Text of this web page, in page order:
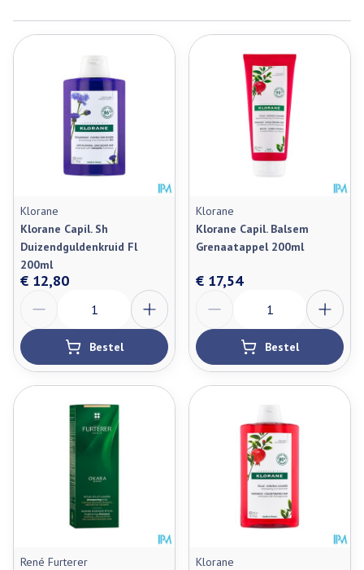
Klorane
Klorane Capil. Sh
Duizendguldenkruid Fl
200ml
€ 12,80
Bestel
Klorane
Klorane Capil. Balsem
Grenaatappel 200ml
€ 17,54
Bestel
René Furterer
Klorane